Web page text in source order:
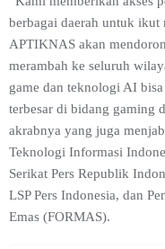
berbagai daerah untuk
APTIKNAS akan
merambah ke seluruh
game dan teknologi AI
terbesar di bidang gaming
akrabnya yang juga
Teknologi Informasi
Serikat Pers Republik
LSP Pers Indonesia, dan
Emas (FORMAS).